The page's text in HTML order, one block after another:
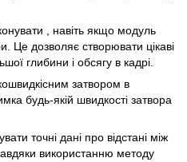
, навіть якщо модуль
Це дозволяє створювати цікаві
глибини і обсягу в кадрі.
затвором в
будь-якій швидкості затвора
точні дані про відстані між
використанню методу